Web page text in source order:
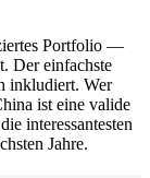
Portfolio —
Der einfachste
inkludiert. Wer
ist eine valide
interessantesten
Jahre.